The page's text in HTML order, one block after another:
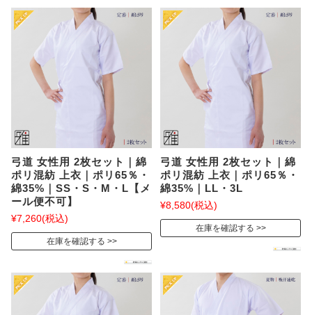
弓道 女性用 2枚セット｜綿
ポリ混紡 上衣｜ポリ65％・
綿35%｜SS・S・M・L【メ
ール便不可】
¥7,260(税込)
在庫を確認する
弓道 女性用 2枚セット｜綿
ポリ混紡 上衣｜ポリ65％・
綿35%｜LL・3L
¥8,580(税込)
在庫を確認する